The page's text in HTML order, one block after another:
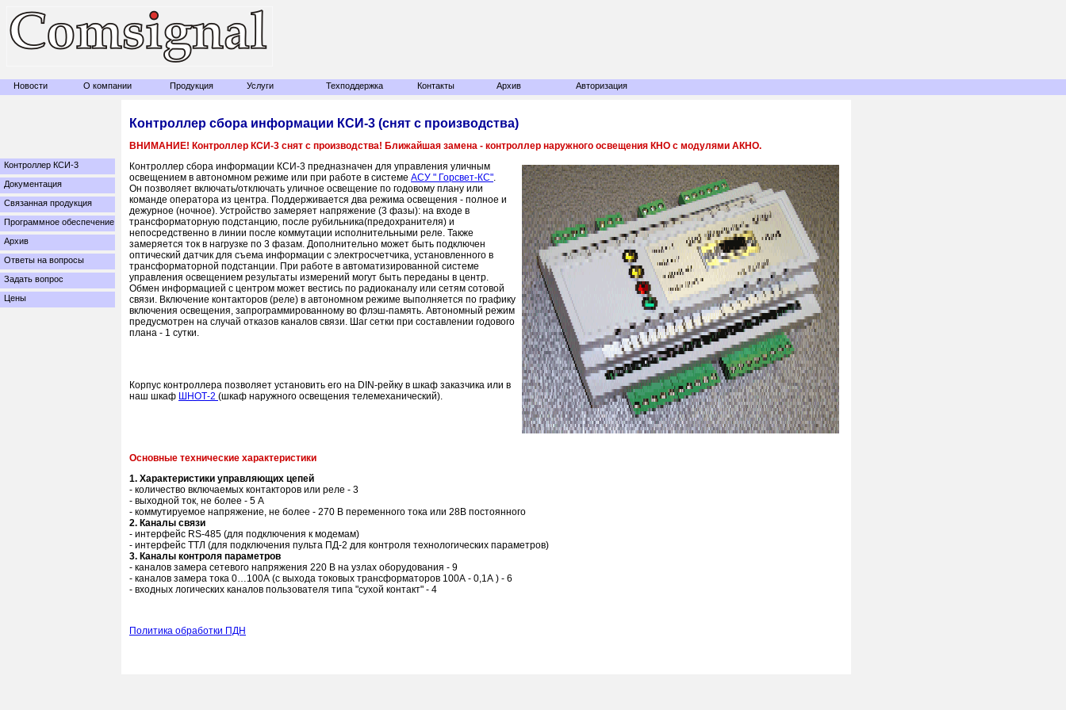
Новости О компании Продукция Услуги Техподдержка Контакты Архив Авторизация
Контроллер КСИ-3
Документация
Связанная продукция
Программное обеспечение
Архив
Ответы на вопросы
Задать вопрос
Цены
Контроллер сбора информации КСИ-3 (снят с производства)
ВНИМАНИЕ! Контроллер КСИ-3 снят с производства! Ближайшая замена - контроллер наружного освещения КНО с модулями АКНО.
Контроллер сбора информации КСИ-3 предназначен для управления уличным
освещением в автономном режиме или при работе в системе АСУ " Горсвет-КС"
Он позволяет включать/отключать уличное освещение по годовому плану или
команде оператора из центра. Поддерживается два режима освещения - полное и
дежурное (ночное). Устройство замеряет напряжение (3 фазы): на входе в
трансформаторную подстанцию, после рубильника(предохранителя) и
непосредственно в линии после коммутации исполнительными реле. Также
замеряется ток в нагрузке по 3 фазам. Дополнительно может быть подключен
оптический датчик для съема информации с электросчетчика, установленного в
трансформаторной подстанции. При работе в автоматизированной системе
управления освещением результаты измерений могут быть переданы в центр.
Обмен информацией с центром может вестись по радиоканалу или сетям сотовой
связи. Включение контакторов (реле) в автономном режиме выполняется по графику
включения освещения, запрограммированному во флэш-память. Автономный режим
предусмотрен на случай отказов каналов связи. Шаг сетки при составлении годового
плана - 1 сутки.
Корпус контроллера позволяет установить его на DIN-рейку в шкаф заказчика или в
наш шкаф ШНОТ-2 (шкаф наружного освещения телемеханический).
Основные технические характеристики
1. Характеристики управляющих цепей
- количество включаемых контакторов или реле - 3
- выходной ток, не более - 5 А
- коммутируемое напряжение, не более - 270 В переменного тока или 28В постоянного
2. Каналы связи
- интерфейс RS-485 (для подключения к модемам)
- интерфейс ТТЛ (для подключения пульта ПД-2 для контроля технологических параметров)
3. Каналы контроля параметров
- каналов замера сетевого напряжения 220 В на узлах оборудования - 9
- каналов замера тока 0…100А (с выхода токовых трансформаторов 100А - 0,1А ) - 6
- входных логических каналов пользователя типа "сухой контакт" - 4
Политика обработки ПДН